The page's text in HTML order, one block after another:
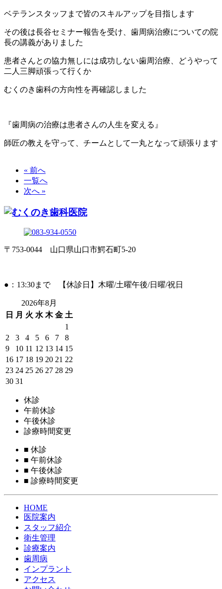
ベテランスタッフまで皆のスキルアップを目指します
その後は長谷セミナー報告を受け、歯周病治療についての院
長の講義がありました
患者さんとの協力無しには成功しない歯周治療、どうやって
二人三脚頑張って行くか
むくのき歯科の方向性を再確認しました
『歯周病の治療は患者さんの人生を変える』
師匠の教えを守って、チームとして一丸となって頑張ります
« 前へ
一覧へ
次へ »
〒753-0044 山口県山口市鰐石町5-20
●：13:30まで 【休診日】木曜/土曜午後/日曜/祝日
2026年8月
日
月 火 水 木 金 土
1
2
3 4 5 6 7
8
9
10 11 12 13 14 15
16 17 18 19 20 21 22
23 24 25 26 27 28 29
30 31
休診
午前休診
午後休診
診療時間変更
■ 休診
■ 午前休診
■ 午後休診
■ 診療時間変更
HOME
医院案内
スタッフ紹介
衛生管理
診療案内
歯周病
インプラント
アクセス